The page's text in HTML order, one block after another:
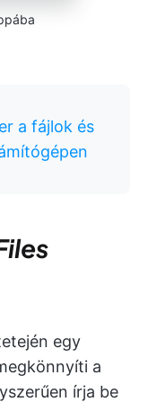
a fájlok és
egy
a
írja be